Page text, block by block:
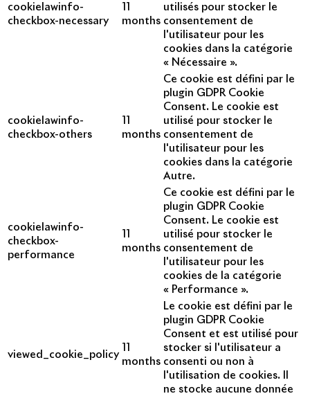
cookielawinfo-
checkbox-necessary
months
utilisés pour stocker le
consentement de
l'utilisateur pour les
cookies dans la catégorie
« Nécessaire ».
cookielawinfo-
checkbox-others
months
Ce cookie est défini par le
plugin GDPR Cookie
Consent. Le cookie est
utilisé pour stocker le
consentement de
l'utilisateur pour les
cookies dans la catégorie
Autre.
cookielawinfo-
checkbox-
performance
months
Ce cookie est défini par le
plugin GDPR Cookie
Consent. Le cookie est
utilisé pour stocker le
consentement de
l'utilisateur pour les
cookies de la catégorie
« Performance ».
viewed_cookie_policy
months
Le cookie est défini par le
plugin GDPR Cookie
Consent et est utilisé pour
stocker si l'utilisateur a
consenti ou non à
l'utilisation de cookies. Il
ne stocke aucune donnée